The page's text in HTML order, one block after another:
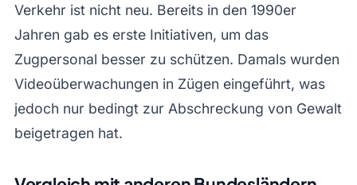
Verkehr ist nicht neu. Bereits in den 1990er
Jahren gab es erste Initiativen, um das
Zugpersonal besser zu schützen. Damals wurden
Videoüberwachungen in Zügen eingeführt, was
jedoch nur bedingt zur Abschreckung von Gewalt
beigetragen hat.